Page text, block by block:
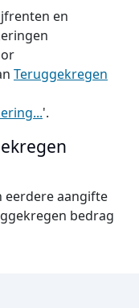
en
Teruggekregen
'.
eerdere aangifte
bedrag